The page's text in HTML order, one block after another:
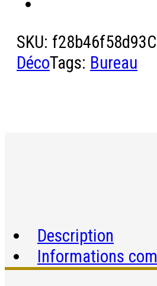
SKU: f28b46f58d93
DécoTags: Bureau
Description
Informations